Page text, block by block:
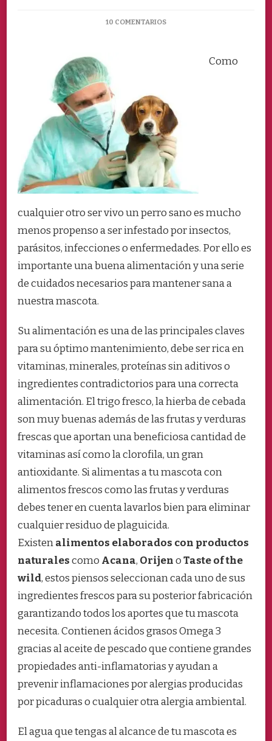
10 COMENTARIOSEN
TU
PERRO
Como
cualquier otro ser vivo un perro sano es mucho
menos propenso a ser infestado por insectos,
parásitos, infecciones o enfermedades. Por ello es
importante una buena alimentación y una serie
de cuidados necesarios para mantener sana a
nuestra mascota.
Su alimentación es una de las principales claves
para su óptimo mantenimiento, debe ser rica en
vitaminas, minerales, proteínas sin aditivos o
ingredientes contradictorios para una correcta
alimentación. El trigo fresco, la hierba de cebada
son muy buenas además de las frutas y verduras
frescas que aportan una beneficiosa cantidad de
vitaminas así como la clorofila, un gran
antioxidante. Si alimentas a tu mascota con
alimentos frescos como las frutas y verduras
debes tener en cuenta lavarlos bien para eliminar
cualquier residuo de plaguicida.
Existenalimentos elaborados con productos
naturalescomo Acana, OrijenoTaste of the
wild, estos piensos seleccionan cada uno de sus
ingredientes frescos para su posterior fabricación
garantizando todos los aportes que tu mascota
necesita. Contienen ácidos grasos Omega 3
gracias al aceite de pescado que contiene grandes
propiedades anti-inflamatorias y ayudan a
prevenir inflamaciones por alergias producidas
por picaduras o cualquier otra alergia ambiental.
El agua que tengas al alcance de tu mascota es